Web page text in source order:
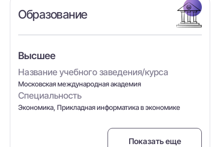
Образование
Высшее
Название учебного заведения/курса
Московская международная академия
Специальность
Экономика, Прикладная информатика в экономике
Показать еще